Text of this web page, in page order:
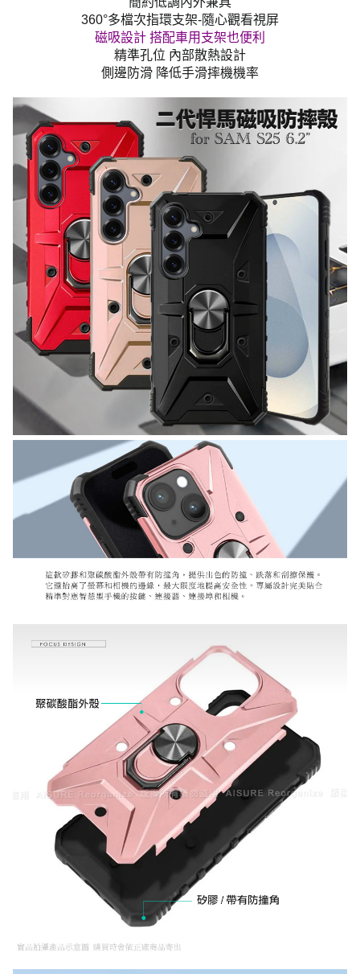
360°多檔次指環支架-隨心觀看視屏
磁吸設計 搭配車用支架也便利
精準孔位 內部散熱設計
側邊防滑 降低手滑摔機機率